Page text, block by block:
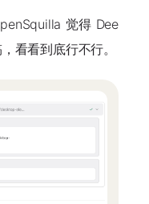
觉得 Dee
看看到底行不行。